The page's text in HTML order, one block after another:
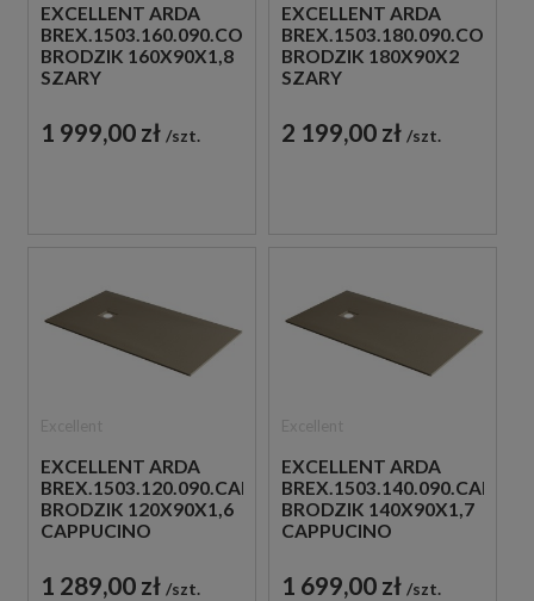
EXCELLENT ARDA
BREX.1503.160.090.CON
BRODZIK 160X90X1,8
SZARY
1 999,00 zł szt.
EXCELLENT ARDA
BREX.1503.180.090.CON
BRODZIK 180X90X2
SZARY
2 199,00 zł szt.
EXCELLENT ARDA
BREX.1503.120.090.CAN
BRODZIK 120X90X1,6
CAPPUCINO
1 289,00 zł szt.
EXCELLENT ARDA
BREX.1503.140.090.CAN
BRODZIK 140X90X1,7
CAPPUCINO
1 699,00 zł szt.